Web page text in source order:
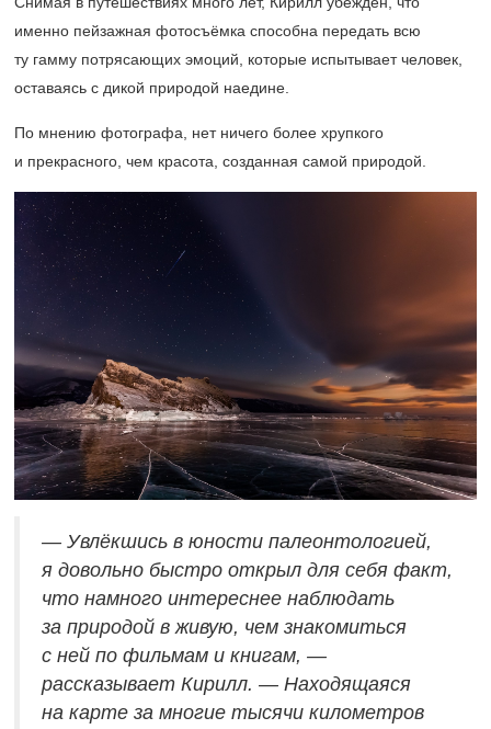
именно пейзажная фотосъёмка способна передать всю
ту гамму потрясающих эмоций, которые испытывает человек,
оставаясь с дикой природой наедине.
По мнению фотографа, нет ничего более хрупкого
и прекрасного, чем красота, созданная самой природой.
— Увлёкшись в юности палеонтологией,
я довольно быстро открыл для себя факт,
что намного интереснее наблюдать
за природой в живую, чем знакомиться
с ней по фильмам и книгам, —
рассказывает Кирилл. — Находящаяся
на карте за многие тысячи километров